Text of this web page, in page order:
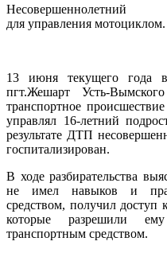
для управления мотоциклом.
13 июня текущего года
пгт.Жешарт Усть-
транспортное
управлял 16-летний
результате ДТП
госпитализирован.
В ходе разбирательства
не имел навыков и
средством, получил доступ
которые разрешили
транспортным средством.